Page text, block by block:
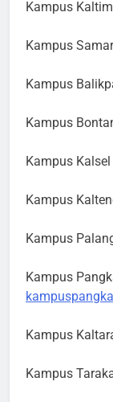
Kampus
Kampus
Kampus
Kampus
Kampus Kalsel
Kampus
Kampus
Kampus
Kampus
Kampus